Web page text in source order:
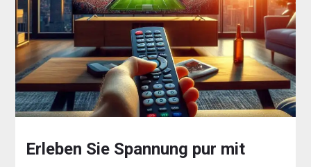
Erleben Sie Spannung pur mit